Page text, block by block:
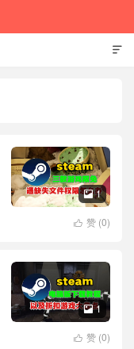

 1
 赞 (0)
 1
 赞 (0)